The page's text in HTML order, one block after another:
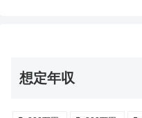
想定年収